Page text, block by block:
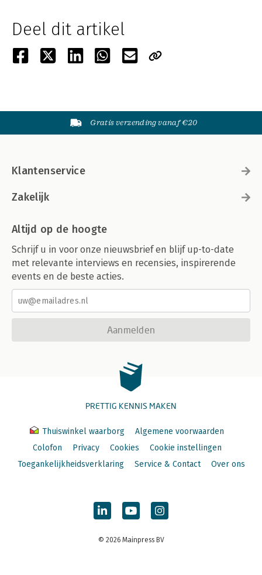
Deel dit artikel
Gratis verzending vanaf €20
Klantenservice
Zakelijk
Altijd op de hoogte
Schrijf u in voor onze nieuwsbrief en blijf up-to-date
met relevante interviews en recensies, inspirerende
events en de beste acties.
Aanmelden
PRETTIG KENNIS MAKEN
Thuiswinkel waarborg
Algemene voorwaarden
Colofon
Privacy Cookies
Cookie instellingen
Toegankelijkheidsverklaring
Service & Contact Over ons
© 2026 Mainpress BV